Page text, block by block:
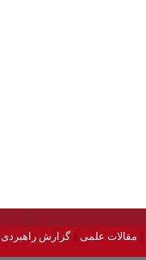
مقالات علمی
گزارش راهبردی